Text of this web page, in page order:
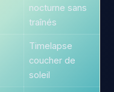
nocturne sans
traînés
Timelapse
coucher de
soleil